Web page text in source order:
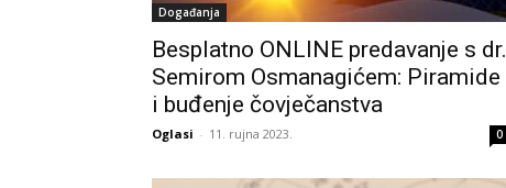
Događanja
Besplatno ONLINE predavanje s dr.
Semirom Osmanagićem: Piramide
i buđenje čovječanstva
Oglasi - 11. rujna 2023. 0